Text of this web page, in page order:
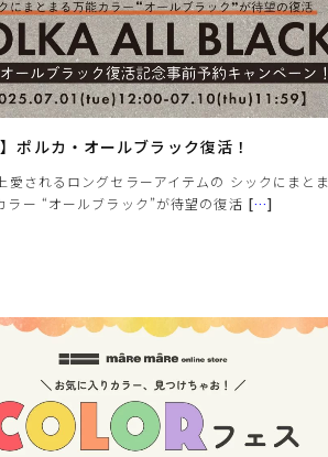
】ポルカ・オールブラック復活！
愛されるロングセラーアイテムの シックにまとま
ラー “オールブラック”が待望の復活 […]
2cm以上3cm未満
3cm以上4cm未満
4cm以上5cm未満
6cm以上7cm未満